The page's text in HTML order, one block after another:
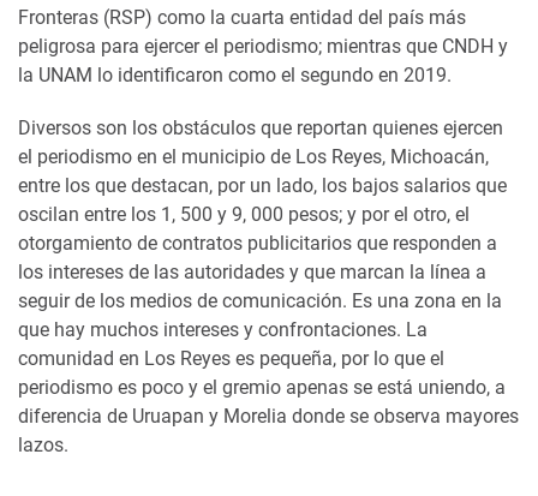
Fronteras (RSP) como la cuarta entidad del país más
peligrosa para ejercer el periodismo; mientras que CNDH y
la UNAM lo identificaron como el segundo en 2019.
Diversos son los obstáculos que reportan quienes ejercen
el periodismo en el municipio de Los Reyes, Michoacán,
entre los que destacan, por un lado, los bajos salarios que
oscilan entre los 1, 500 y 9, 000 pesos; y por el otro, el
otorgamiento de contratos publicitarios que responden a
los intereses de las autoridades y que marcan la línea a
seguir de los medios de comunicación. Es una zona en la
que hay muchos intereses y confrontaciones. La
comunidad en Los Reyes es pequeña, por lo que el
periodismo es poco y el gremio apenas se está uniendo, a
diferencia de Uruapan y Morelia donde se observa mayores
lazos.